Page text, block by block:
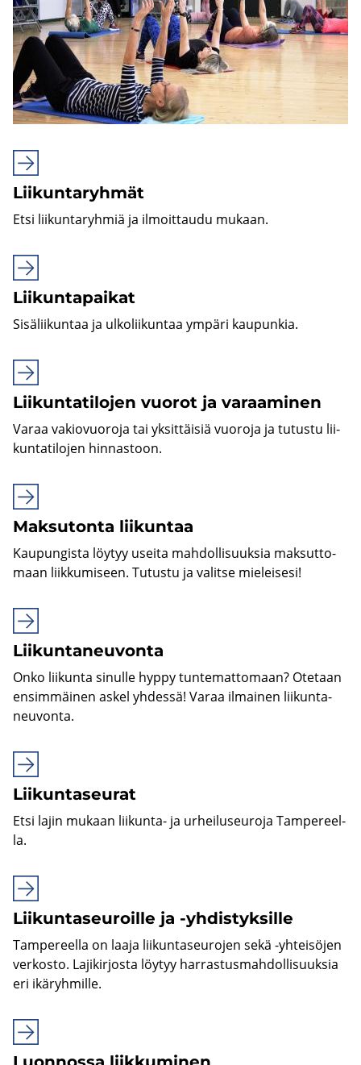
Lii­kun­ta­ryh­mät
Etsi lii­kun­ta­ryh­miä ja il­moit­tau­du mu­kaan.
Lii­kun­ta­pai­kat
Si­sä­lii­kun­taa ja ul­ko­lii­kun­taa ym­pä­ri kau­pun­kia.
Lii­kun­ta­ti­lo­jen vuo­rot ja va­raa­mi­nen
Varaa va­kio­vuo­ro­ja tai yk­sit­täi­siä vuo­ro­ja ja tu­tus­tu lii­
kun­ta­ti­lo­jen hin­nas­toon.
Mak­su­ton­ta lii­kun­taa
Kau­pun­gis­ta löy­tyy usei­ta mah­dol­li­suuk­sia mak­sut­to­
maan liik­ku­mi­seen. Tu­tus­tu ja va­lit­se mie­lei­se­si!
Lii­kun­ta­neu­von­ta
Onko lii­kun­ta si­nul­le hyppy tun­te­mat­to­maan? Ote­taan
en­sim­mäi­nen askel yh­des­sä! Varaa il­mai­nen lii­kun­ta­
neu­von­ta.
Lii­kun­ta­seu­rat
Etsi lajin mu­kaan liikunta-​ ja ur­hei­luseu­ro­ja Tam­pe­reel­
la.
Lii­kun­ta­seu­roil­le ja -​yhdistyksille
Tam­pe­reel­la on laaja lii­kun­ta­seu­ro­jen sekä -​yhteisöjen
ver­kos­to. La­ji­kir­jos­ta löy­tyy har­ras­tus­mah­dol­li­suuk­sia
eri ikä­ryh­mil­le.